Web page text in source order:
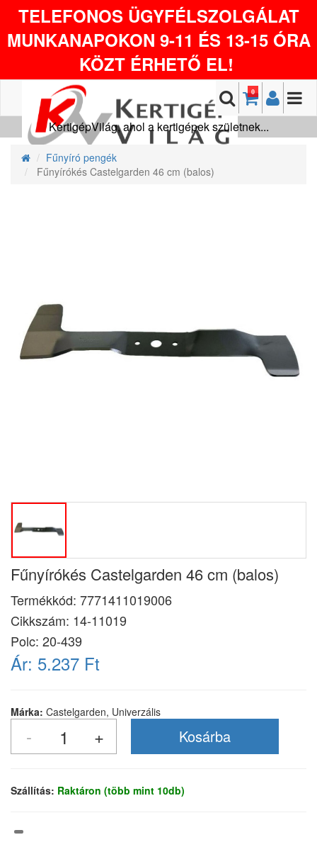
TELEFONOS ÜGYFÉLSZOLGÁLAT
MUNKANAPOKON 9-11 ÉS 13-15 ÓRA
KÖZT ÉRHETŐ EL!
0
KertigépVilág, ahol a kertigépek születnek...
Fűnyíró pengék
Fűnyírókés Castelgarden 46 cm (balos)
Fűnyírókés Castelgarden 46 cm (balos)
Termékkód: 7771411019006
Cikkszám: 14-11019
Polc: 20-439
Ár: 5.237 Ft
Márka: Castelgarden, Univerzális
Szállítás: Raktáron (több mint 10db)